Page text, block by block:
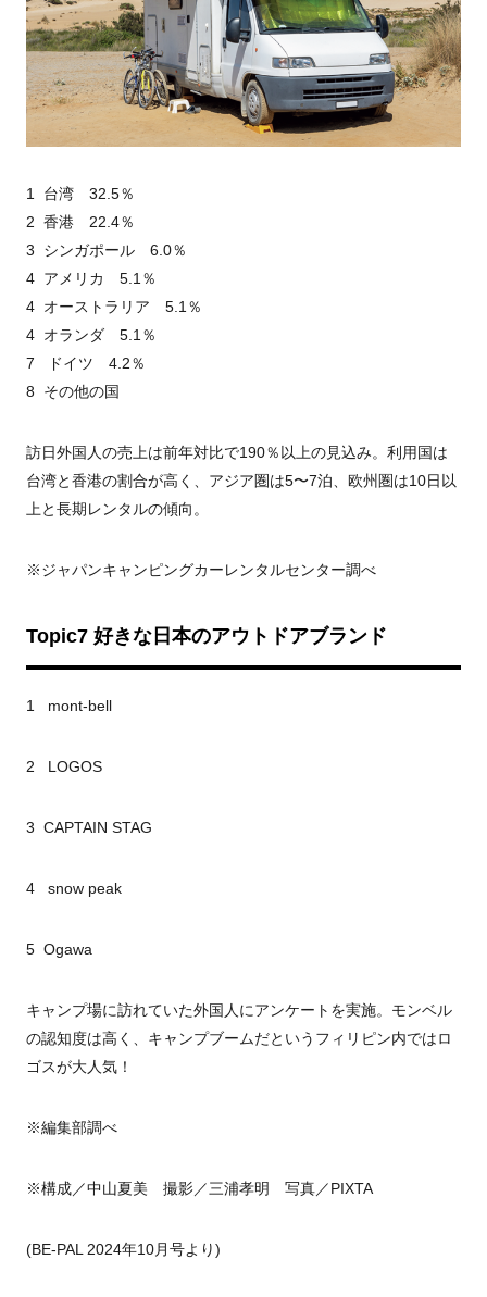
1 台湾 32.5％
2 香港 22.4％
3 シンガポール 6.0％
4 アメリカ 5.1％
4 オーストラリア 5.1％
4 オランダ 5.1％
7 ドイツ 4.2％
8 その他の国
訪日外国人の売上は前年対比で190％以上の見込み。利用国は
台湾と香港の割合が高く、アジア圏は5〜7泊、欧州圏は10日以
上と長期レンタルの傾向。
※ジャパンキャンピングカーレンタルセンター調べ
Topic7 好きな日本のアウトドアブランド
1 mont-bell
2 LOGOS
3 CAPTAIN STAG
4 snow peak
5 Ogawa
キャンプ場に訪れていた外国人にアンケートを実施。モンベル
の認知度は高く、キャンプブームだというフィリピン内ではロ
ゴスが大人気！
※編集部調べ
※構成／中山夏美 撮影／三浦孝明 写真／PIXTA
(BE-PAL 2024年10月号より)